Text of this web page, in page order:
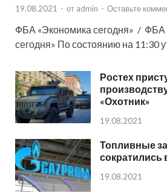
19.08.2021 - от admin - Оставьте
ФБА «Экономика сегодня» / ФБА
сегодня» По состоянию на 11:30
Ростех
«Охотник»
19.08.2021
Топливные
сократились
19.08.2021